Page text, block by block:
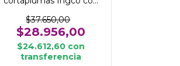
$37.650,00
$28.956,00
$24.612,60 con
transferencia